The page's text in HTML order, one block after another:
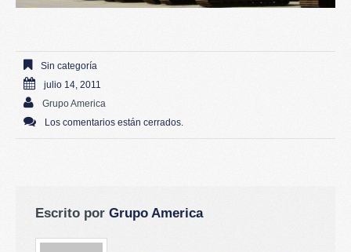
Sin categoría
julio 14, 2011
Grupo America
Los comentarios están cerrados.
Escrito por Grupo America